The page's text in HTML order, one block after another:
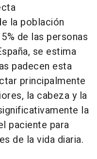
la población
de las personas
se estima
padecen esta
principalmente
la cabeza y la
la
paciente para
de la vida diaria.